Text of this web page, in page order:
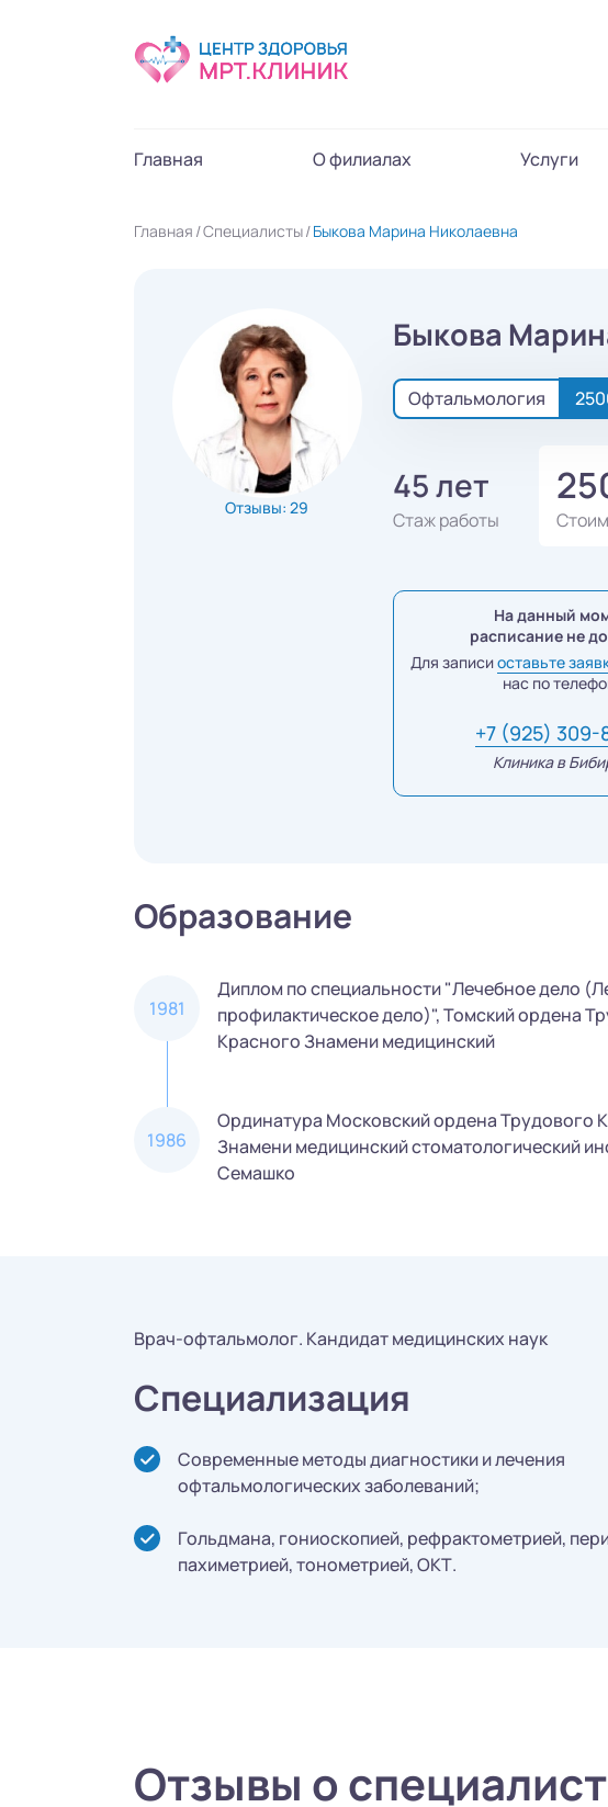
Главная О филиалах Услуги
Главная Специалисты Быкова Марина Николаевна
Отзывы: 29
Быкова
Офтальмология
45 лет
Стаж работы
На данный
расписание не
Для записиоставьте
нас по
+7 (925)
Клиника в
Образование
1981
Диплом по специальности "Лечебное дело
профилактическое дело)", Томский ордена
Красного Знамени медицинский
1986
Ординатура Московский ордена Трудового
Знамени медицинский стоматологический
Семашко
Врач-офтальмолог. Кандидат медицинских наук
Специализация
Современные методы диагностики и лечения
офтальмологических заболеваний;
Гольдмана, гониоскопией, рефрактометрией,
пахиметрией, тонометрией, ОКТ.
Отзывы о